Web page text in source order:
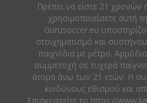
Πρέπει να είστε 21 χρονών
χρησιμοποιείσετε αυτή
Gurusoccer.eu
στοιχηματισμό και
παιχνίδια με μέτρο.
συμμετοχή σε τυχερά
άτομα άνω των 21 ετών. Η
κινδύνους εθισμού και
Eπισκεφτείτε το https://